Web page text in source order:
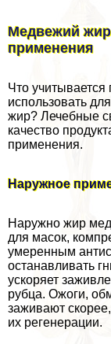
Медвежий
применения
Что
использовать
жир? Лечебные
качество
применения.
Наружное
Наружно жир
для масок,
умеренным
останавливать
ускоряет
рубца. Ожоги,
заживают скорее,
их регенерации.